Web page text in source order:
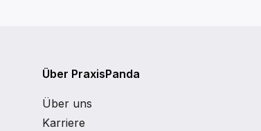
Über PraxisPanda
Über uns
Karriere